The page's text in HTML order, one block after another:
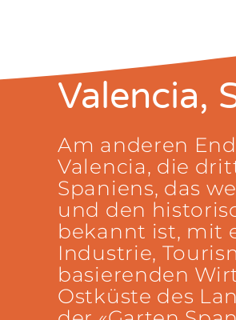
Valencia,
Am anderen
Valencia, die
Spaniens, das
und den
bekannt ist, mit
Industrie,
basierenden
Ostküste des